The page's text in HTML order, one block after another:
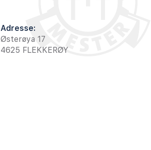
Adresse:
Østerøya 17
4625 FLEKKERØY